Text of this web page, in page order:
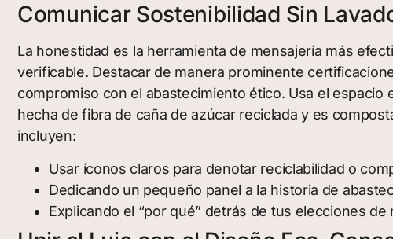
Comunicar Sostenibilidad Sin
La honestidad es la herramienta de mensajería más
verificable. Destacar de manera prominente
compromiso con el abastecimiento ético. Usa el
hecha de fibra de caña de azúcar reciclada y es
incluyen:
Usar íconos claros para denotar reciclabilidad o
Dedicando un pequeño panel a la historia de
Explicando el “por qué” detrás de tus elecciones